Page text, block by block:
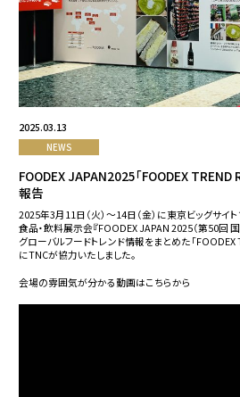
2025.03.13
NEWS
FOODEX JAPAN2025「FOODEX TREND
報告
2025年3月11日（火）～14日（金）に東京ビッグサイ
食品・飲料展示会『FOODEX JAPAN 2025（第50回
グローバルフードトレンド情報をまとめた「
にTNCが協力いたしました。
会場の雰囲気が分かる動画はこちらから